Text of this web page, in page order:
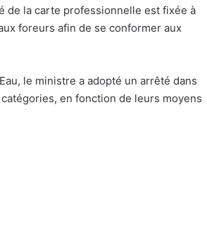
de la carte professionnelle est fixée à
foreurs afin de se conformer aux
le ministre a adopté un arrêté dans
en fonction de leurs moyens